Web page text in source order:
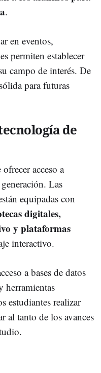
.
en eventos,
permiten establecer
campo de interés. De
para futuras
de
acceso a
Las
equipadas con
digitales,
y plataformas
interactivo.
a bases de datos
herramientas
estudiantes realizar
al tanto de los avances